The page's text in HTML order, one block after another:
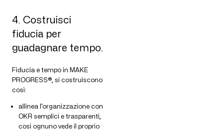
4. Costruisci
fiducia per
guadagnare tempo.
Fiducia e tempo in MAKE
PROGRESS®, si costruiscono
così:
allinea l’organizzazione con
OKR semplici e trasparenti,
così ognuno vede il proprio